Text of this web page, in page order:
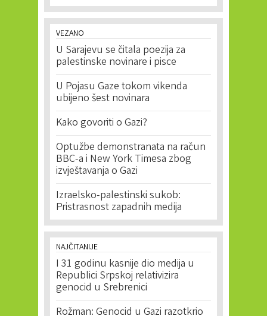
VEZANO
U Sarajevu se čitala poezija za
palestinske novinare i pisce
U Pojasu Gaze tokom vikenda
ubijeno šest novinara
Kako govoriti o Gazi?
Optužbe demonstranata na račun
BBC-a i New York Timesa zbog
izvještavanja o Gazi
Izraelsko-palestinski sukob:
Pristrasnost zapadnih medija
NAJČITANIJE
I 31 godinu kasnije dio medija u
Republici Srpskoj relativizira
genocid u Srebrenici
Rožman: Genocid u Gazi razotkrio